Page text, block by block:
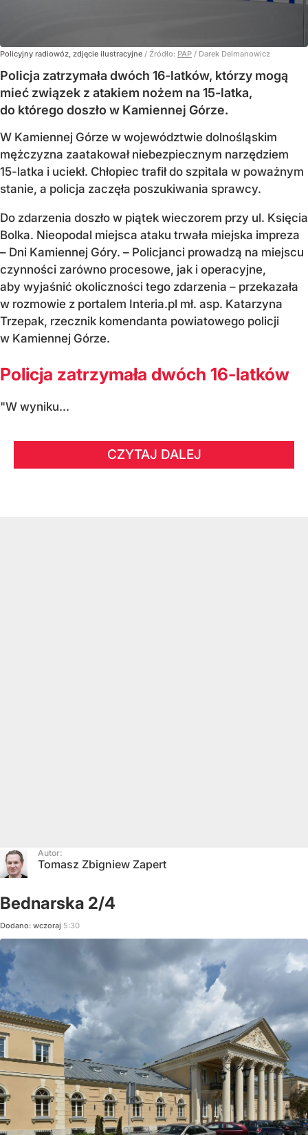
Policyjny radiowóz, zdjęcie ilustracyjne / Źródło: PAP / Darek Delmanowicz
Policja zatrzymała dwóch 16-latków, którzy mogą
mieć związek z atakiem nożem na 15-latka,
do którego doszło w Kamiennej Górze.
W Kamiennej Górze w województwie dolnośląskim
mężczyzna zaatakował niebezpiecznym narzędziem
15-latka i uciekł. Chłopiec trafił do szpitala w poważnym
stanie, a policja zaczęła poszukiwania sprawcy.
Do zdarzenia doszło w piątek wieczorem przy ul. Księcia
Bolka. Nieopodal miejsca ataku trwała miejska impreza
– Dni Kamiennej Góry. – Policjanci prowadzą na miejscu
czynności zarówno procesowe, jak i operacyjne,
aby wyjaśnić okoliczności tego zdarzenia – przekazała
w rozmowie z portalem Interia.pl mł. asp. Katarzyna
Trzepak, rzecznik komendanta powiatowego policji
w Kamiennej Górze.
Policja zatrzymała dwóch 16-latków
"W wyniku...
CZYTAJ DALEJ
Autor:
Tomasz Zbigniew Zapert
Bednarska 2/4
Dodano: wczoraj 5:30